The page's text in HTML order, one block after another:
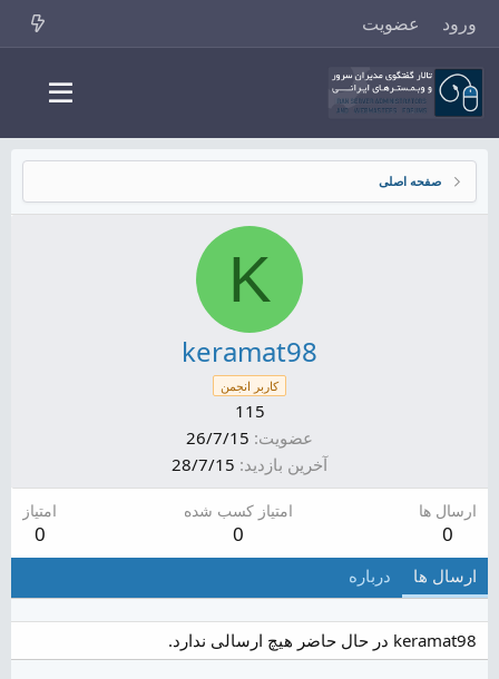
ورود عضویت
صفحه اصلی
K
keramat98
کاربر انجمن
115
عضویت 26/7/15
آخرین بازدید 28/7/15
ارسال ها
0
امتیاز کسب شده
0
امتیاز
0
ارسال ها درباره
keramat98 در حال حاضر هیچ ارسالی ندارد.